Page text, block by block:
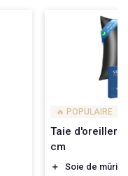
🔥 POPULAIRE
Taie d'oreiller
cm
＋ Soie de mûrier